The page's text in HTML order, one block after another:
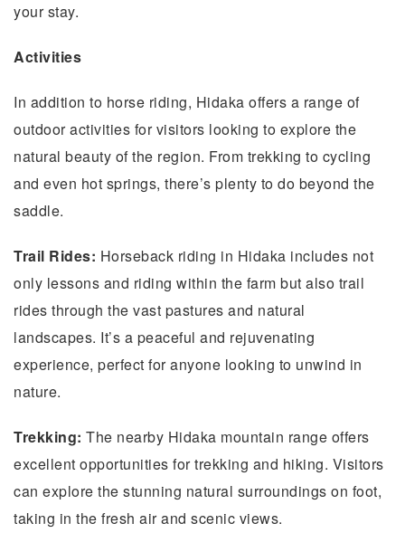
your stay.
Activities
In addition to horse riding, Hidaka offers a range of
outdoor activities for visitors looking to explore the
natural beauty of the region. From trekking to cycling
and even hot springs, there’s plenty to do beyond the
saddle.
Trail Rides: Horseback riding in Hidaka includes not
only lessons and riding within the farm but also trail
rides through the vast pastures and natural
landscapes. It’s a peaceful and rejuvenating
experience, perfect for anyone looking to unwind in
nature.
Trekking: The nearby Hidaka mountain range offers
excellent opportunities for trekking and hiking. Visitors
can explore the stunning natural surroundings on foot,
taking in the fresh air and scenic views.